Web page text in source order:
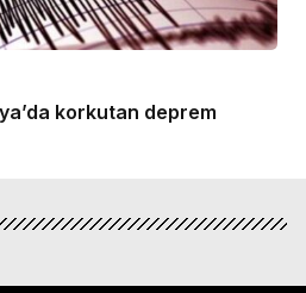
korkutan deprem